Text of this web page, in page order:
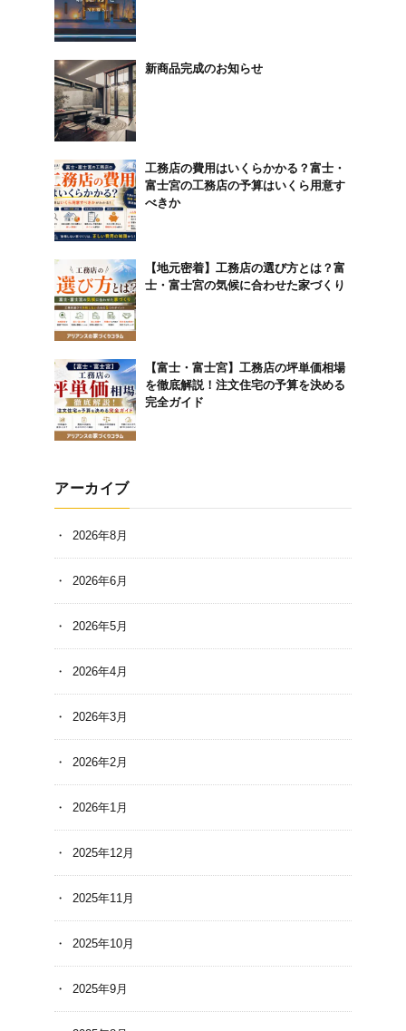
新商品完成のお知らせ
工務店の費用はいくらかかる？富士・
富士宮の工務店の予算はいくら用意す
べきか
【地元密着】工務店の選び方とは？富
士・富士宮の気候に合わせた家づくり
【富士・富士宮】工務店の坪単価相場
を徹底解説！注文住宅の予算を決める
完全ガイド
アーカイブ
2026年8月
2026年6月
2026年5月
2026年4月
2026年3月
2026年2月
2026年1月
2025年12月
2025年11月
2025年10月
2025年9月